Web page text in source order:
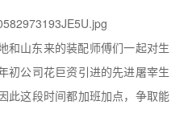
和山东来的装配师傅们一起对生
初公司花巨资引进的先进屠宰生
此这段时间都加班加点，争取能